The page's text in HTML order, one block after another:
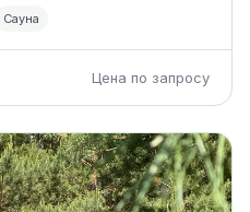
Сауна
Цена по запросу